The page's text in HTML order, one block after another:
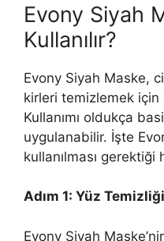
Evony Siyah
Kullanılır?
Evony Siyah Maske,
kirleri temizlemek için
Kullanımı oldukça
uygulanabilir. İşte
kullanılması gerektiği
Adım 1: Yüz Temizliği
Evony Siyah